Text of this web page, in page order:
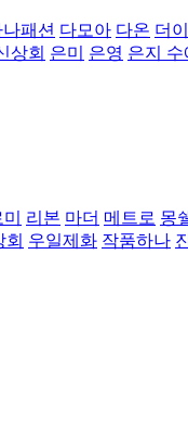
나패션 다모아 다온 더
상회 은미 은영 은지 수
리본 마더 메트로 몽
회 우일제화 작품하나